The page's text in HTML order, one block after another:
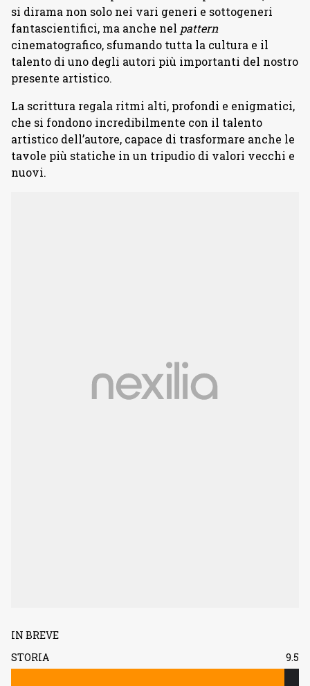
si dirama non solo nei vari generi e sottogeneri
fantascientifici, ma anche nel pattern
cinematografico, sfumando tutta la cultura e il
talento di uno degli autori più importanti del nostro
presente artistico.
La scrittura regala ritmi alti, profondi e enigmatici,
che si fondono incredibilmente con il talento
artistico dell’autore, capace di trasformare anche le
tavole più statiche in un tripudio di valori vecchi e
nuovi.
IN BREVE
STORIA
9.5